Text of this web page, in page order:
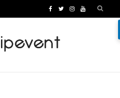
c
T I Y